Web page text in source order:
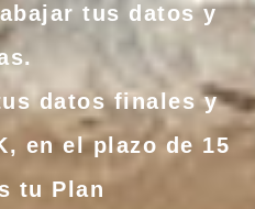
tus datos y
datos finales y
en el plazo de 15
tu Plan